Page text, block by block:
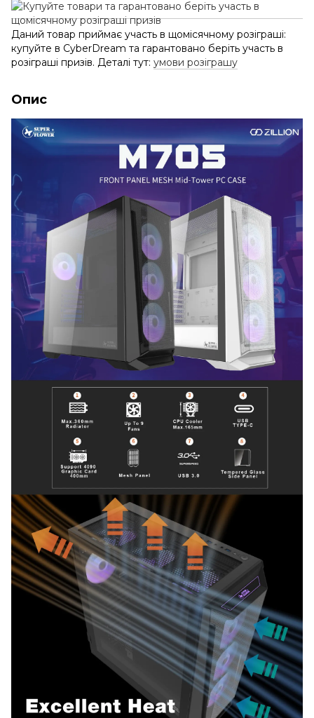
Даний товар приймає участь в щомісячному розіграші:
купуйте в CyberDream та гарантовано беріть участь в
розіграші призів. Деталі тут: умови розіграшу
Опис